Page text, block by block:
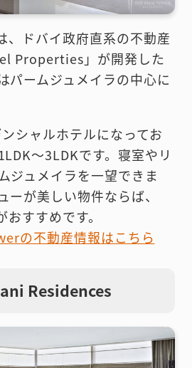
ドバイ政府直系の不動産
Properties」が開発した
パームジュメイラの中心に
シャルホテルになってお
〜3LDKです。寝室やリ
ジュメイラを一望できま
ーが美しい物件ならば、
すすめです。
の不動産情報はこちら
Residences